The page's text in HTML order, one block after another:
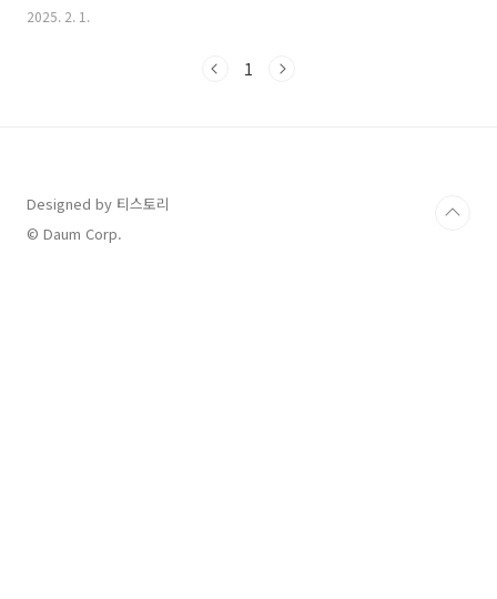
주목받고 있는 만큼, 스펙, 가격, 색상 등 구매 전
꼭 알아야 할 정보를 정리했어요!✅ 1. 2025 신형
출시일: 2025년 1월 15일📌 파워트레인: 2.5L
연비는 복합 기준 13~15km/L 수준이 예상됩니
다.(※ 공식 발표 후 업데이트 예정)💡 ?..
2025. 2. 1.
1
Designed by 티스토리
© Daum Corp.